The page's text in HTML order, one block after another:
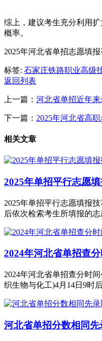
综上，建议考生充分利用
概率。
2025年河北省单招志愿填报
标签: 石家庄铁路职业高级
返回列表
上一篇： 河北省单招近年
下一篇： 2025年河北省高
相关文章
2025年单招平行志愿
2025年单招平行志愿填报
后依次检索考生所填报的
2024年河北省单招查
2024年河北省单招查分时
织生物与化工)4月14日9时
河北省单招分数相同先